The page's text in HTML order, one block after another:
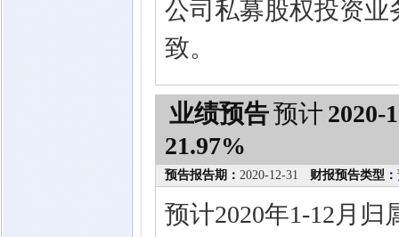
公司私募股权投资
致。
业绩预告预计 2020-
21.97%
预告报告期： 2020-12-31 财报预告类型：
预计2020年1-12月归